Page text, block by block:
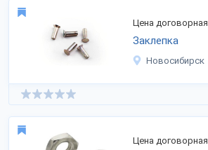
Цена договорная
Заклепка
Новосибирск
Цена договорная